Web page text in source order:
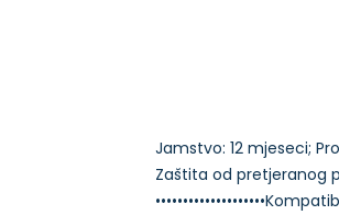
Jamstvo: 12 mjeseci;
Zaštita od pretjeranog